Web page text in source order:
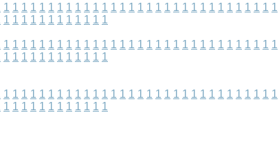
1 1 1 1 1 1 1 1 1 1 1 1 1 1 1 1 1 1 1 1 1 1 1 1 1 1 1 1 1 1 1
1 1 1 1 1 1 1 1 1 1 1 1
1 1 1 1 1 1 1 1 1 1 1 1 1 1 1 1 1 1 1 1 1 1 1 1 1 1 1 1 1 1 1
1 1 1 1 1 1 1 1 1 1 1 1
1 1 1 1 1 1 1 1 1 1 1 1 1 1 1 1 1 1 1 1 1 1 1 1 1 1 1 1 1 1 1
1 1 1 1 1 1 1 1 1 1 1 1